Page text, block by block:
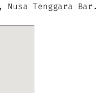
Nusa Tenggara Bar.